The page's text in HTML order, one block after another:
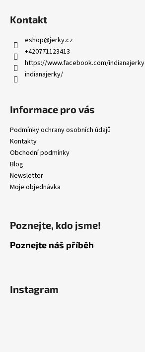
Kontakt
eshop@jerky.cz
+420771123413
https://www.facebook.com/indianajerky
indianajerky/
Informace pro vás
Podmínky ochrany osobních údajů
Kontakty
Obchodní podmínky
Blog
Newsletter
Moje objednávka
Poznejte, kdo jsme!
Poznejte náš příběh
Instagram